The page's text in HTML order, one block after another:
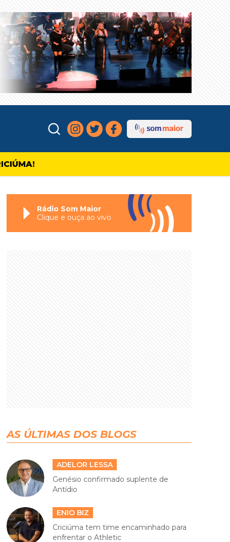
Rádio Som Maior
Clique e ouça ao vivo
AS ÚLTIMAS DOS BLOGS
ADELOR LESSA
Genésio confirmado suplente de
Antídio
ENIO BIZ
Criciúma tem time encaminhado para
enfrentar o Athletic